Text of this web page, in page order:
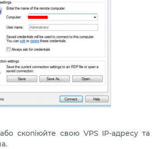
скопіюйте свою VPS IP-адресу та